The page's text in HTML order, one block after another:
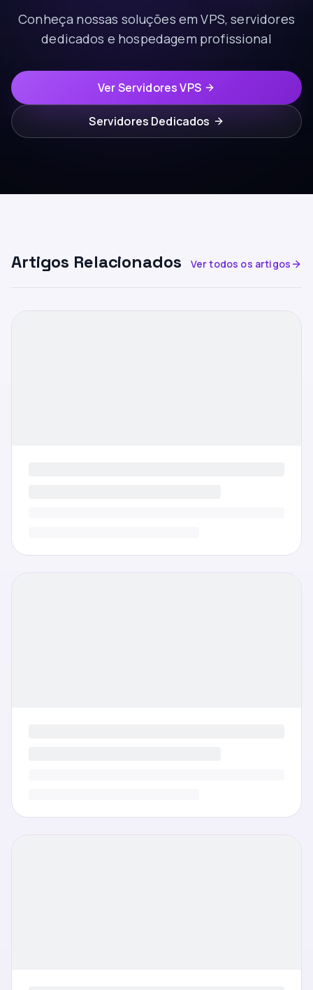
Conheça nossas soluções em VPS, servidores
dedicados e hospedagem profissional
Ver Servidores VPS
Servidores Dedicados
Artigos Relacionados Ver todos os artigos